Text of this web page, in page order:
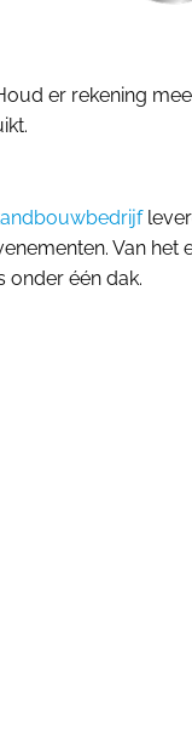
er rekening
Van
onder één dak.